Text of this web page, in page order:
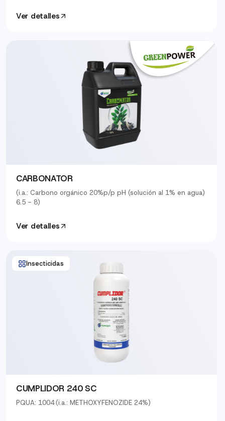
Ver detalles
CARBONATOR
(i.a.: Carbono orgánico 20%p/p pH (solución al 1% en agua)
6.5 - 8)
Ver detalles
Insecticidas
CUMPLIDOR 240 SC
PQUA: 1004|(i.a.: METHOXYFENOZIDE 24%)